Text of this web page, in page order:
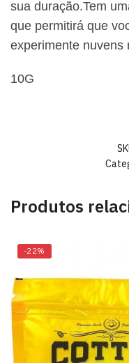
sua duração.Tem
que permitirá que
experimente nuvens
10G
Produtos
-22%